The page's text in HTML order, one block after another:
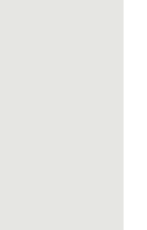
Taschenatlas
Checkliste Viszerale
Triggerpunkte und